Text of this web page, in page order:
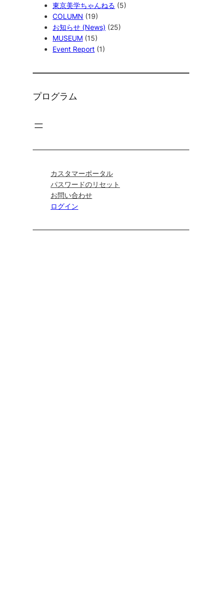
東京美学ちゃんねる (5)
COLUMN (19)
お知らせ (News) (25)
MUSEUM (15)
Event Report (1)
プログラム
カスタマーポータル
パスワードのリセット
お問い合わせ
ログイン